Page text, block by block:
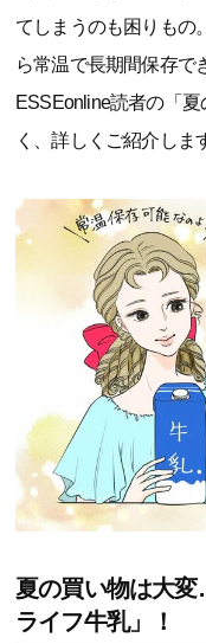
てしまうのも困りもの
ら常温で長期間保存で
ESSEonline読者の「
く、詳しくご紹介しま
夏の買い物は大
ライフ牛乳」！